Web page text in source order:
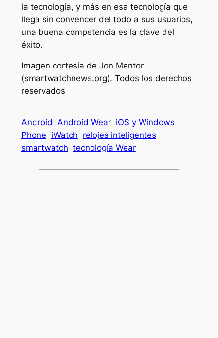
la tecnología, y más en esa tecnología que
llega sin convencer del todo a sus usuarios,
una buena competencia es la clave del
éxito.
Imagen cortesía de Jon Mentor
(smartwatchnews.org). Todos los derechos
reservados
Android Android Wear iOS y Windows
Phone iWatch relojes inteligentes
smartwatch tecnología Wear